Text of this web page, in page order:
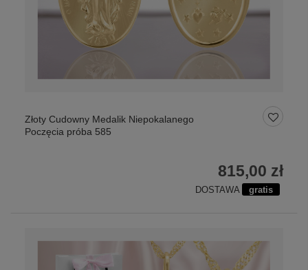
Złoty Cudowny Medalik Niepokalanego
Poczęcia próba 585
815,00 zł
DOSTAWA gratis